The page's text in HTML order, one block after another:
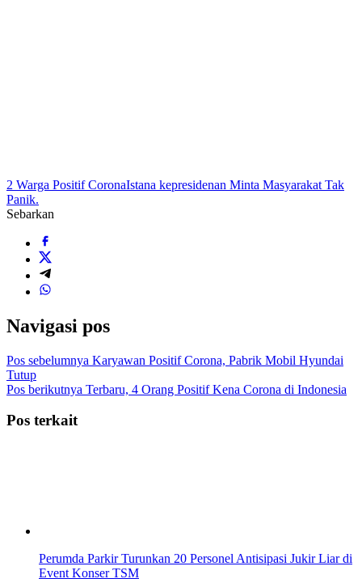
2 Warga Positif CoronaIstana kepresidenan Minta Masyarakat Tak
Panik.
Sebarkan
Navigasi pos
Pos sebelumnya Karyawan Positif Corona, Pabrik Mobil Hyundai
Tutup
Pos berikutnya Terbaru, 4 Orang Positif Kena Corona di Indonesia
Pos terkait
Perumda Parkir Turunkan 20 Personel Antisipasi Jukir Liar di
Event Konser TSM